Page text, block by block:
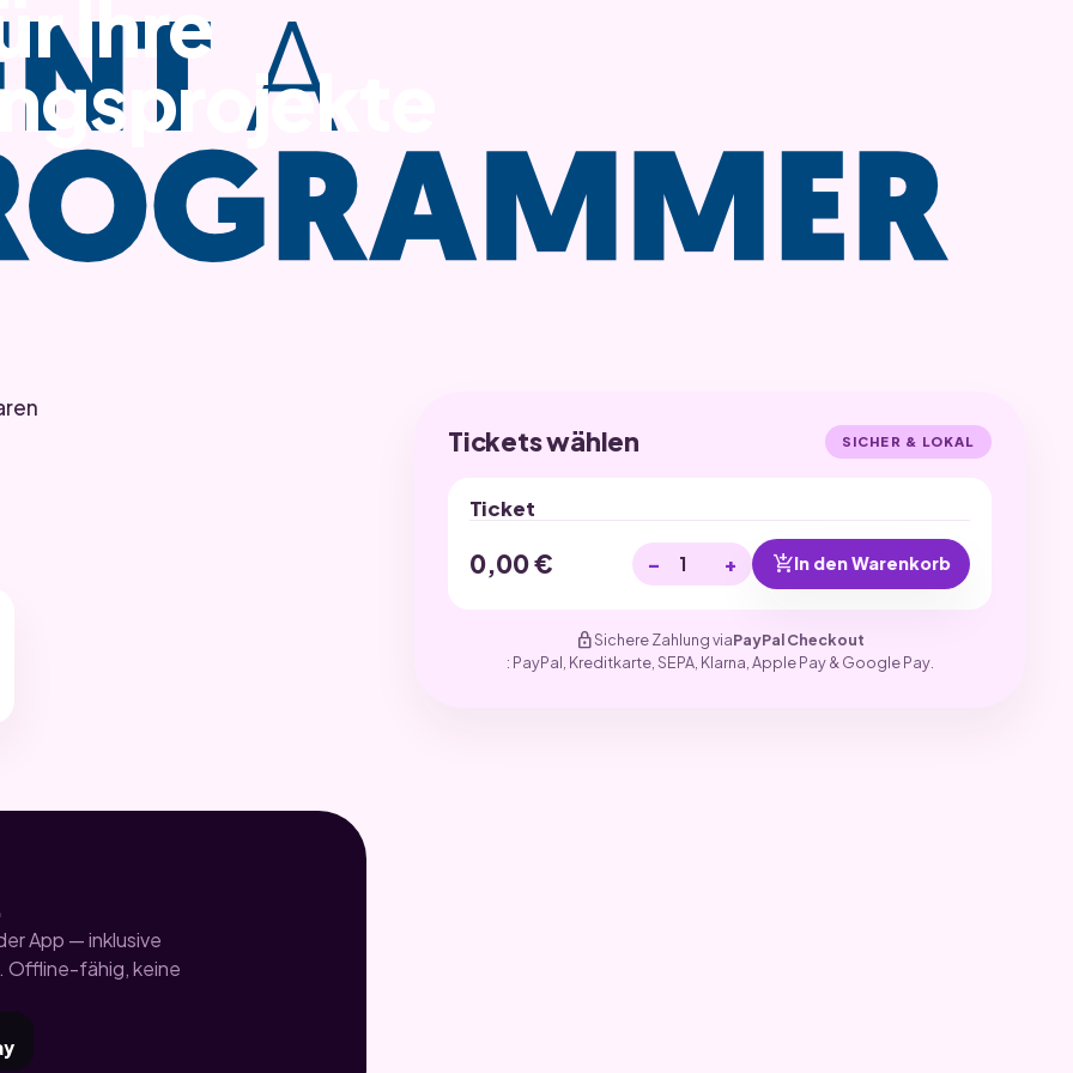
Ihre
App — inklusive
Offline-fähig, keine
Tickets wählen SICHER & LOKAL
Ticket
0,00€ − + add_shopping_cartIn den Warenkorb
lockSichere Zahlung viaPayPal Checkout
: PayPal, Kreditkarte, SEPA, Klarna, Apple Pay & Google Pay.